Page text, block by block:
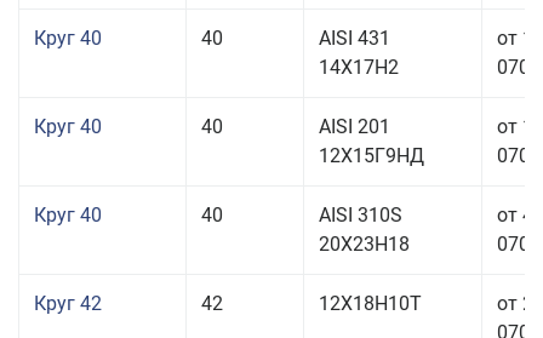
Круг 40 40
AISI 431
14Х17Н2
от
Круг 40 40
AISI 201
12Х15Г9НД
от
Круг 40 40
AISI 310S
20Х23Н18
от
Круг 42 42 12Х18Н10Т
от